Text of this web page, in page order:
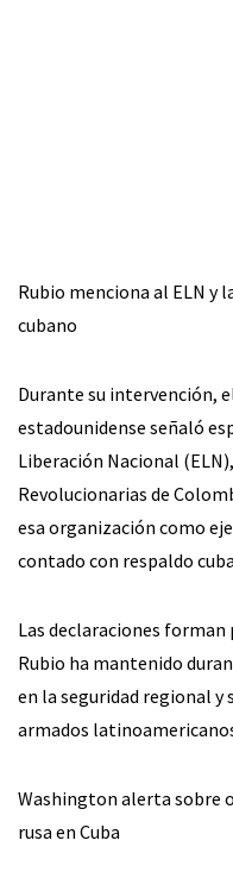
Rubio menciona al ELN y
cubano
Durante su intervención,
estadounidense señaló
Liberación Nacional
Revolucionarias de
esa organización como
contado con respaldo
Las declaraciones
Rubio ha mantenido
en la seguridad regional
armados
Washington alerta sobre
rusa en Cuba